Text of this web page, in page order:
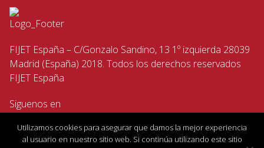
FIJET España – C/Gonzalo Sandino, 13 1º izquierda 28039
Madrid (España) 2018. Todos los derechos reservados
FIJET España
Siguenos en
Utilizamos cookies para asegurar que damos la mejor experiencia
al usuario en nuestro sitio web. Si continúa utilizando este sitio